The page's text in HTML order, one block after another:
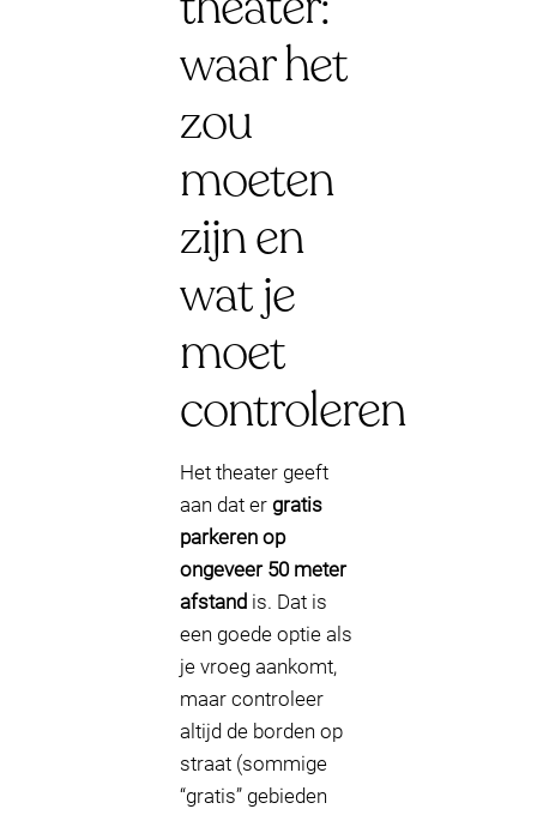
waar het
zou
moeten
zijn en
wat je
moet
controleren
Het theater geeft
aan dat er gratis
parkeren op
ongeveer 50 meter
afstand is. Dat is
een goede optie als
je vroeg aankomt,
maar controleer
altijd de borden op
straat (sommige
“gratis” gebieden